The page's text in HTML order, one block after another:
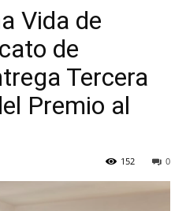
Vida de
de
Tercera
Premio al
0
152